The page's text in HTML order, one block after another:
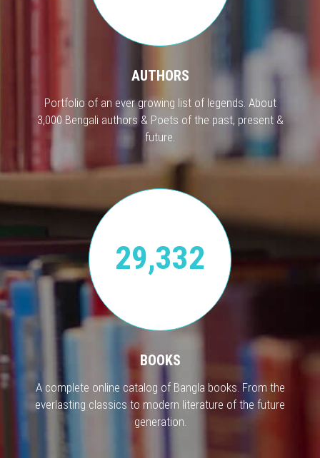
AUTHORS
Portfolio of an ever growing list of legends. About
3,000 Bengali authors & Poets of the past, present &
future.
29,332
BOOKS
A complete online catalog of Bangla books. From the
everlasting classics to modern literature of the future
generation.